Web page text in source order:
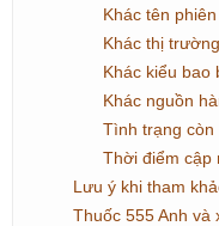
Khác tên
Khác thị
Khác kiểu bao
Khác nguồn
Tình trạng còn
Thời điểm cập
Lưu ý khi tham
Thuốc 555 Anh và